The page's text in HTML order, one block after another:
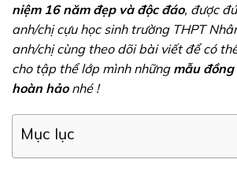
niệm 16 năm đẹp và độc đáo, được
anh/chị cựu học sinh trường THPT
anh/chị cùng theo dõi bài viết để có
cho tập thể lớp mình những mẫu
hoàn hảonhé !
Mục lục